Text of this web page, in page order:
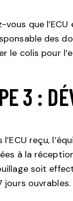
vous que
des
le colis pour
3 :
l’ECU reçu,
à la
soit
jours ouvrables.